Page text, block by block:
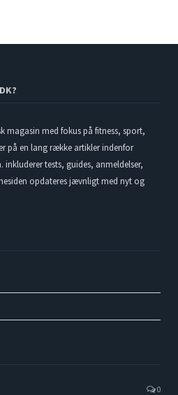
magasin med fokus på fitness, sport,
på en lang række artikler indenfor
inkluderer tests, guides, anmeldelser,
opdateres jævnligt med nyt og
0